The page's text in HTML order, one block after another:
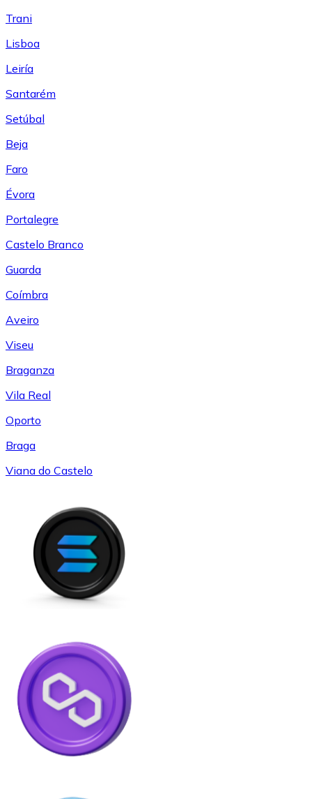
Trani
Lisboa
Leiría
Santarém
Setúbal
Beja
Faro
Évora
Portalegre
Castelo Branco
Guarda
Coímbra
Aveiro
Viseu
Braganza
Vila Real
Oporto
Braga
Viana do Castelo